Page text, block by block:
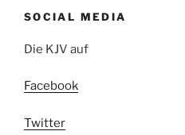
SOCIAL MEDIA
Die KJV auf
Facebook
Twitter